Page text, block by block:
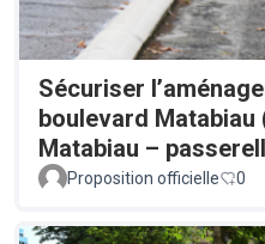
Sécuriser
boulevard
Matabiau –
Proposition officielle 0